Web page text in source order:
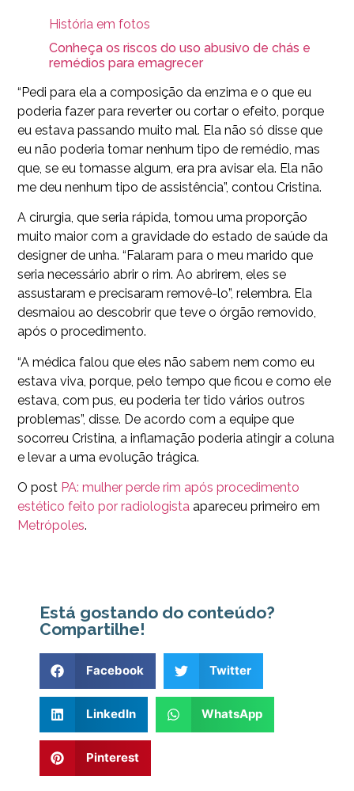
História em fotos
Conheça os riscos do uso abusivo de chás e
remédios para emagrecer
“Pedi para ela a composição da enzima e o que eu
poderia fazer para reverter ou cortar o efeito, porque
eu estava passando muito mal. Ela não só disse que
eu não poderia tomar nenhum tipo de remédio, mas
que, se eu tomasse algum, era pra avisar ela. Ela não
me deu nenhum tipo de assistência”, contou Cristina.
A cirurgia, que seria rápida, tomou uma proporção
muito maior com a gravidade do estado de saúde da
designer de unha. “Falaram para o meu marido que
seria necessário abrir o rim. Ao abrirem, eles se
assustaram e precisaram removê-lo”, relembra. Ela
desmaiou ao descobrir que teve o órgão removido,
após o procedimento.
“A médica falou que eles não sabem nem como eu
estava viva, porque, pelo tempo que ficou e como ele
estava, com pus, eu poderia ter tido vários outros
problemas”, disse. De acordo com a equipe que
socorreu Cristina, a inflamação poderia atingir a coluna
e levar a uma evolução trágica.
O post PA: mulher perde rim após procedimento
estético feito por radiologista apareceu primeiro em
Metrópoles.
Está gostando do conteúdo?
Compartilhe!
Facebook Twitter
LinkedIn WhatsApp
Pinterest